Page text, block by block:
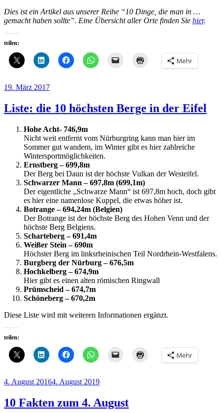
Dies ist ein Artikel aus unserer Reihe “10 Dinge, die man in …
gemacht haben sollte”. Eine Übersicht aller Orte finden Sie hier.
teilen:
Mehr
Veröffentlicht
19. März 2017
Liste: die 10 höchsten Berge in der Eifel
Hohe Acht- 746,9m
Nicht weit entfernt vom Nürburgring kann man hier im
Sommer gut wandern, im Winter gibt es hier zahlreiche
Wintersportmöglichkeiten.
Ernstberg – 699,8m
Der Berg bei Daun ist der höchste Vulkan der Westeifel.
Schwarzer Mann – 697,8m (699,1m)
Der eigentliche „Schwarze Mann“ ist 697,8m hoch, doch gibt
es hier eine namenlose Kuppel, die etwas höher ist.
Botrange – 694,24m (Belgien)
Der Botrange ist der höchste Berg des Hohen Venn und der
höchste Berg Belgiens.
Scharteberg – 691,4m
Weißer Stein – 690m
Höchster Berg im linksrheinischen Teil Nordrhein-Westfalens.
Burgberg der Nürburg – 676,5m
Hochkelberg – 674,9m
Hier gibt es einen alten römischen Ringwall
Prümscheid – 674,7m
Schöneberg – 670,2m
Diese Liste wird mit weiteren Informationen ergänzt.
teilen:
Mehr
Veröffentlicht
4. August 20164. August 2019
10 Fakten zum 4. August